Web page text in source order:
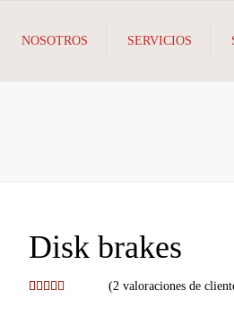
NOSOTROS SERVICIOS
Disk brakes
(2 valoraciones de